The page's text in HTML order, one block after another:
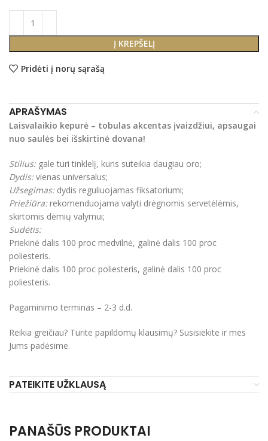
Į KREPŠELĮ
Pridėti į norų sąrašą
APRAŠYMAS
Laisvalaikio kepurė – tobulas akcentas įvaizdžiui, apsaugai
nuo saulės bei išskirtinė dovana!
Stilius:gale turi tinklelį, kuris suteikia daugiau oro;
Dydis:vienas universalus;
Užsegimas:dydis reguliuojamas fiksatoriumi;
Priežiūra:rekomenduojama valyti drėgnomis servetėlėmis,
skirtomis dėmių valymui;
Sudėtis:
Priekinė dalis 100 proc medvilnė, galinė dalis 100 proc
poliesteris.
Priekinė dalis 100 proc poliesteris, galinė dalis 100 proc
poliesteris.
Pagaminimo terminas – 2-3 d.d.
Reikia greičiau? Turite papildomų klausimų? Susisiekite ir mes
Jums padėsime.
PATEIKITE UŽKLAUSĄ
PANAŠŪS PRODUKTAI